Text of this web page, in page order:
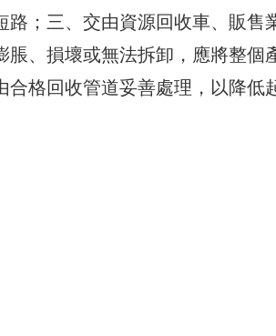
路；三、交由資源回收車、販售
脹、損壞或無法拆卸，應將整個
格回收管道妥善處理，以降低